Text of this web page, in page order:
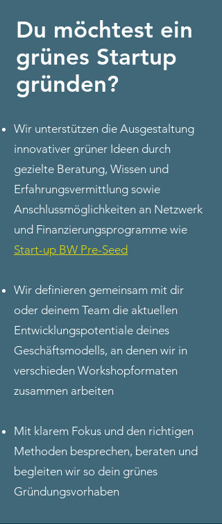
Du möchtest ein
grünes Startup
gründen?
Wir unterstützen die Ausgestaltung
innovativer grüner Ideen durch
gezielte Beratung, Wissen und
Erfahrungsvermittlung sowie
Anschlussmöglichkeiten an Netzwerk
und Finanzierungsprogramme wie
Start-up BW Pre-Seed
Wir definieren gemeinsam mit dir
oder deinem Team die aktuellen
Entwicklungspotentiale deines
Geschäftsmodells, an denen wir in
verschieden Workshopformaten
zusammen arbeiten
Mit klarem Fokus und den richtigen
Methoden besprechen, beraten und
begleiten wir so dein grünes
Gründungsvorhaben